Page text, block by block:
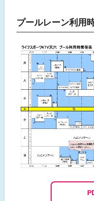
プールレーン利用